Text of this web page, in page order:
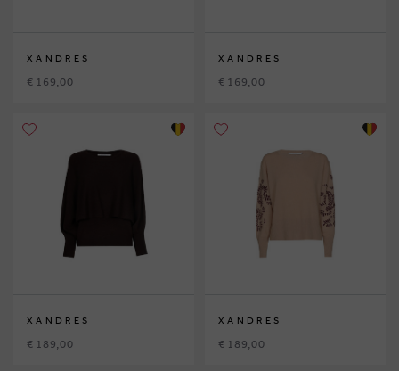
XANDRES
€ 169,00
XANDRES
€ 169,00
XANDRES
€ 189,00
XANDRES
€ 189,00